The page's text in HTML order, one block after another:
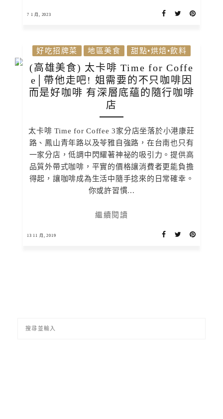
7 1 月, 2023
好吃招牌菜 地區美食 甜點•烘焙•飲料
(高雄美食) 太卡啡 Time for Coffe
e│帶他走吧! 姐需要的不只咖啡因
而是好咖啡 有深層底蘊的隨行咖啡
店
太卡啡 Time for Coffee 3家分店坐落於小港康莊
路、鳳山青年路以及苓雅自強路，在台南也只有
一家分店，低調中閃耀著神祕的吸引力。提供高
品質外帶式咖啡，平實的價格讓消費者更能負擔
得起，讓咖啡成為生活中隨手捻來的日常確幸。
你或許習慣...
繼續閱讀
13 11 月, 2019